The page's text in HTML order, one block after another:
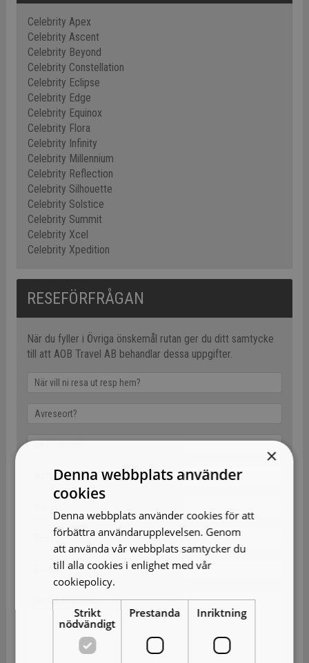
Celebrity Apex
Celebrity Ascent
Celebrity Beyond
Celebrity Constellation
Celebrity Eclipse
Celebrity Edge
Celebrity Equinox
Celebrity Flora
Celebrity Infinity
Celebrity Millennium
Celebrity Reflection
Celebrity Silhouette
Celebrity Solstice
Celebrity Summit
Celebrity Xcel
Celebrity Xpedition
RESEFÖRFRÅGAN
När du fyller i Övriga önskemål rutan ger du ditt samtycke
till att AOB Travel AB behandlar dessa uppgifter.
×
Denna webbplats använder
cookies
Denna webbplats använder cookies för att
förbättra användarupplevelsen. Genom
att använda vår webbplats samtycker du
till alla cookies i enlighet med vår
cookiepolicy.
Strikt
nödvändigt
Prestanda Inriktning